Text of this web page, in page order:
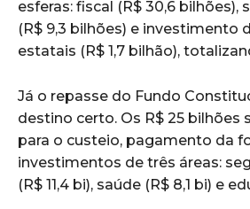
esferas: fiscal (R$ 30,6 bilhões),
(R$ 9,3 bilhões) e investimento
estatais (R$ 1,7 bilhão),
Já o repasse do Fundo
destino certo. Os R$ 25 bilhões
para o custeio, pagamento da
investimentos de três áreas:
(R$ 11,4 bi), saúde (R$ 8,1 bi) e